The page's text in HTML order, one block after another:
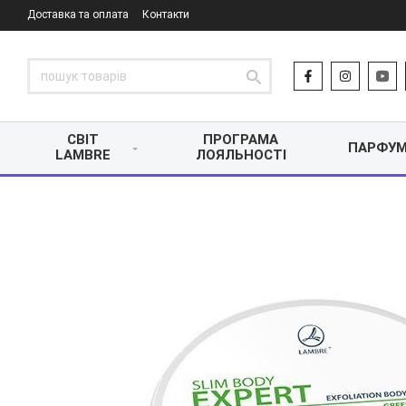
Доставка та оплата Контакти
СВІТ
LAMBRE
ПРОГРАМА
ЛОЯЛЬНОСТІ